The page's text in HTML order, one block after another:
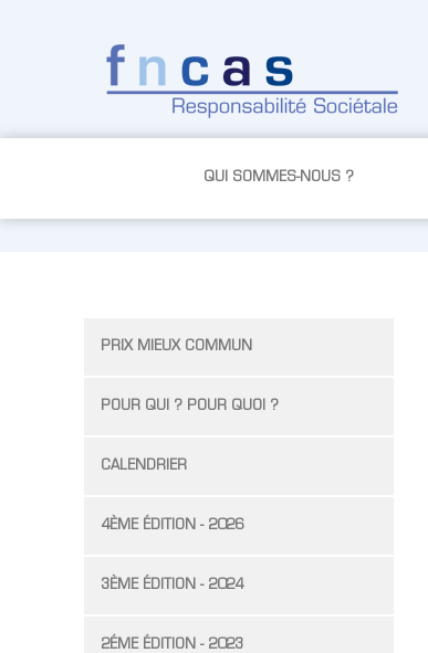
QUI SOMMES-NOUS ?
PRIX MIEUX COMMUN
POUR QUI ? POUR QUOI ?
CALENDRIER
4ÈME ÉDITION - 2026
3ÈME ÉDITION - 2024
2ÉME ÉDITION - 2023